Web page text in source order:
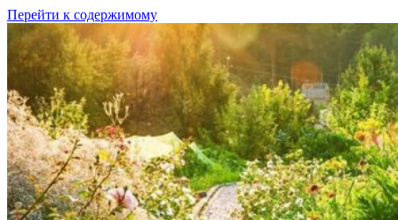
Перейти к содержимому